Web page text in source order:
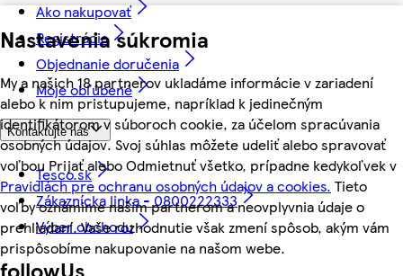
Nastavenia súkromia
My a našich 18 partnerov ukladáme informácie v zariadení
alebo k nim pristupujeme, napríklad k jedinečným
identifikátorom v súboroch cookie, za účelom spracúvania
osobných údajov. Svoj súhlas môžete udeliť alebo spravovať
voľbou Prijať alebo Odmietnuť všetko, prípadne kedykoľvek v
Pravidlách pre ochranu osobných údajov a cookies. Tieto
voľby oznámime našim partnerom a neovplyvnia údaje o
prehliadaní. Vaše rozhodnutie však zmení spôsob, akým vám
prispôsobíme nakupovanie na našom webe.
Ako nakupovať
Registrácia
Objednanie doručenia
Moje obľúbené
Kontaktujte nás
Tesco.sk
Zákaznícka linka - 0800222333
Výber obchodu
followUs